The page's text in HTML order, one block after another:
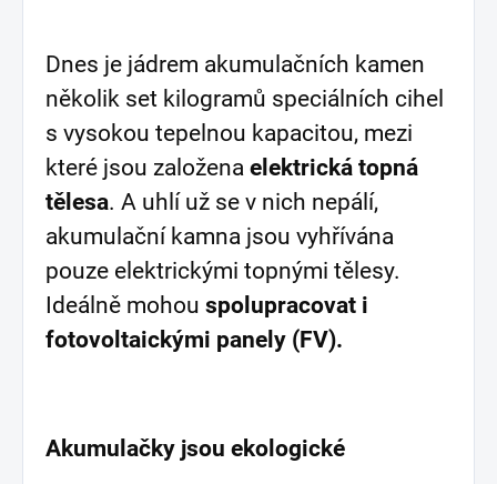
Dnes je jádrem akumulačních kamen
několik set kilogramů speciálních cihel
s vysokou tepelnou kapacitou, mezi
které jsou založena elektrická topná
tělesa. A uhlí už se v nich nepálí,
akumulační kamna jsou vyhřívána
pouze elektrickými topnými tělesy.
Ideálně mohou spolupracovat i
fotovoltaickými panely (FV).
Akumulačky jsou ekologické